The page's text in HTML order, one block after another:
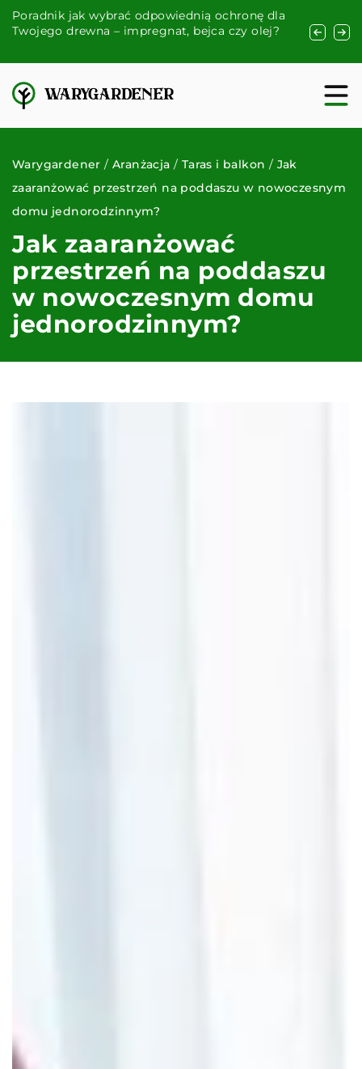
Poradnik jak wybrać odpowiednią ochronę dla
Twojego drewna – impregnat, bejca czy olej?
Warygardener /Aranżacja / Taras i balkon / Jak
zaaranżować przestrzeń na poddaszu w nowoczesnym
domu jednorodzinnym?
Jak zaaranżować
przestrzeń na poddaszu
w nowoczesnym domu
jednorodzinnym?